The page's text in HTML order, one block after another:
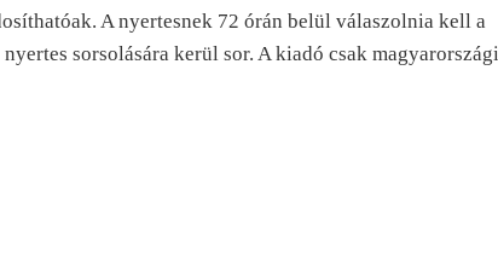
A nyertesnek 72 órán belül válaszolnia kell a
sorsolására kerül sor. A kiadó csak magyarországi